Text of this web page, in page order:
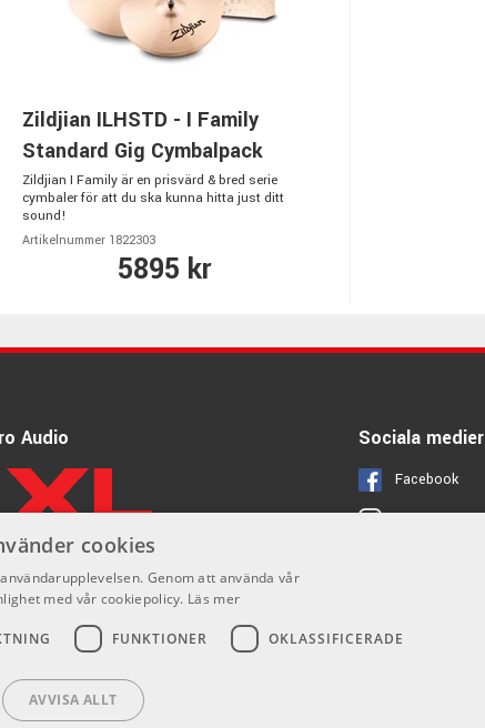
Zildjian ILHSTD - I Family
Standard Gig Cymbalpack
Zildjian I Family är en prisvärd & bred serie
cymbaler för att du ska kunna hitta just ditt
sound!
Artikelnummer 1822303
5895 kr
Audio Sociala medier
Facebook
Instagram
cookies
Genom att använda vår
med vår cookiepolicy. Läs mer
FUNKTIONER OKLASSIFICERADE
AVVISA ALLT